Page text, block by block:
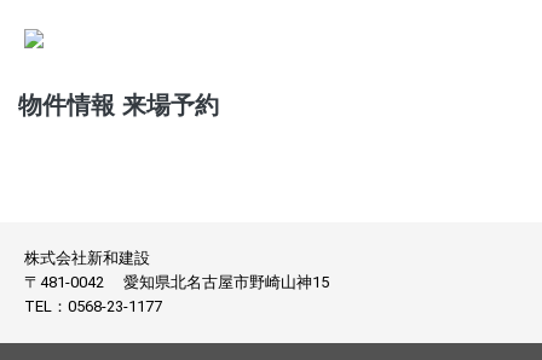
物件情報 来場予約
株式会社新和建設
〒481-0042
愛知県北名古屋市野崎山神15
TEL： 0568-23-1177